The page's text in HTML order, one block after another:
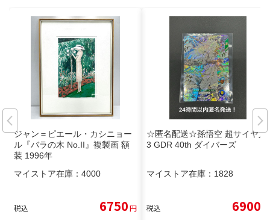
ジャン＝ピエール・カシニョー
ル『バラの木 No.II』複製画 額
装 1996年
マイストア在庫： 4000
税込 6750円
☆匿名配送☆孫悟空 超サイヤ人
3 GDR 40th ダイバーズ
マイストア在庫： 1828
税込 6900